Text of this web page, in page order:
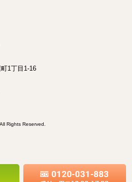
1丁目1-16
Rights Reserved.